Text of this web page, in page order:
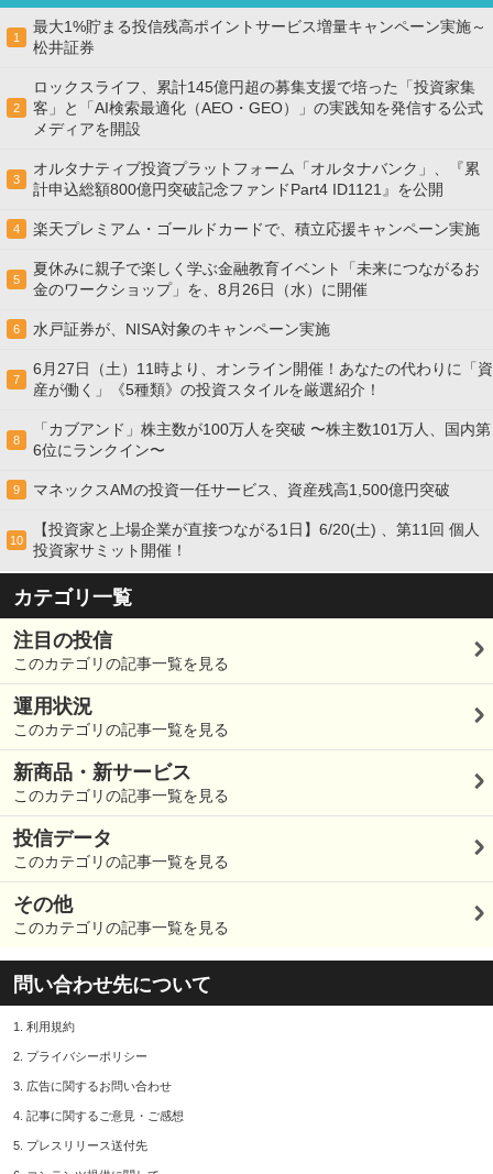
1
最大1%貯まる投信残高ポイントサービス増量キャンペーン実施～
松井証券
2
ロックスライフ、累計145億円超の募集支援で培った「投資家集
客」と「AI検索最適化（AEO・GEO）」の実践知を発信する公式
メディアを開設
3
オルタナティブ投資プラットフォーム「オルタナバンク」、『累
計申込総額800億円突破記念ファンドPart4 ID1121』を公開
4 楽天プレミアム・ゴールドカードで、積立応援キャンペーン実施
5
夏休みに親子で楽しく学ぶ金融教育イベント「未来につながるお
金のワークショップ」を、8月26日（水）に開催
6 水戸証券が、NISA対象のキャンペーン実施
7
6月27日（土）11時より、オンライン開催！あなたの代わりに「資
産が働く」《5種類》の投資スタイルを厳選紹介！
8
「カブアンド」株主数が100万人を突破 〜株主数101万人、国内第
6位にランクイン〜
9 マネックスAMの投資一任サービス、資産残高1,500億円突破
10
【投資家と上場企業が直接つながる1日】6/20(土) 、第11回 個人
投資家サミット開催！
カテゴリ一覧
注目の投信
このカテゴリの記事一覧を見る
運用状況
このカテゴリの記事一覧を見る
新商品・新サービス
このカテゴリの記事一覧を見る
投信データ
このカテゴリの記事一覧を見る
その他
このカテゴリの記事一覧を見る
問い合わせ先について
1. 利用規約
2. プライバシーポリシー
3. 広告に関するお問い合わせ
4. 記事に関するご意見・ご感想
5. プレスリリース送付先